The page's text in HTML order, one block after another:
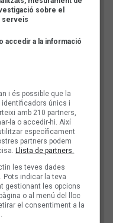
amb 4 xifres
sobre el
serveis
accedir a la informació
i és possible que la
únics i
amb 210 partners,
la o accedir-hi. Així
específicament
partners podem
Llista de partners.
les teves dades
Pots indicar la teva
gestionant les opcions
o al menú del lloc
el consentiment a la